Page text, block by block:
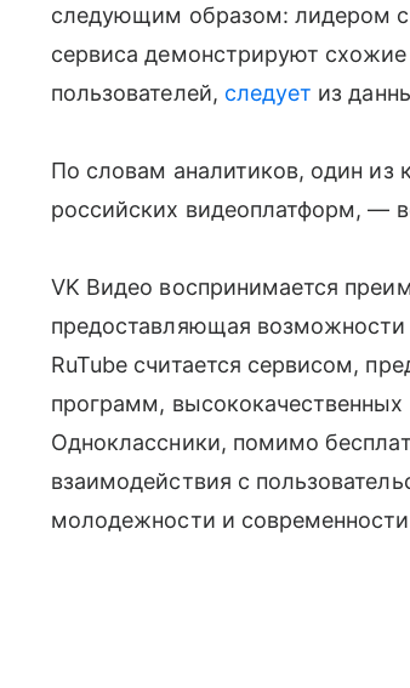
следующим образом: лидером
сервиса демонстрируют
пользователей, следует из
По словам аналитиков, один из
российских видеоплатформ, —
VK Видео воспринимается
предоставляющая возможности
RuTube считается сервисом,
программ,
Одноклассники, помимо
взаимодействия с
молодежности и